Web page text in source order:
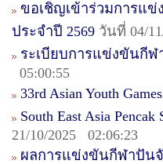
ขอเชิญเข้าร่วมการแ
ประจำปี 2569 วันที่ 04/
ระเบียบการแข่งขันกีฬ
05:00:55
33rd Asian Youth
South East Asia
21/10/2025 02:06:23
ผลการแข่งขันกีฬาปันจั